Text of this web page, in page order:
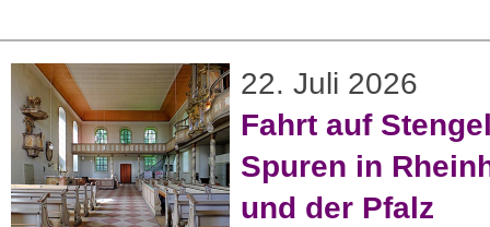
22. Juli 2026
Fahrt auf
Spuren in
und der Pfalz